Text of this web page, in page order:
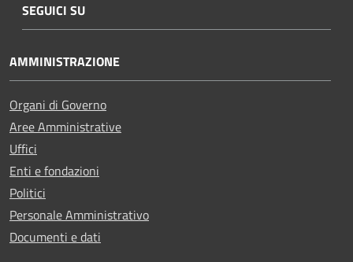
SEGUICI SU
AMMINISTRAZIONE
Organi di Governo
Aree Amministrative
Uffici
Enti e fondazioni
Politici
Personale Amministrativo
Documenti e dati